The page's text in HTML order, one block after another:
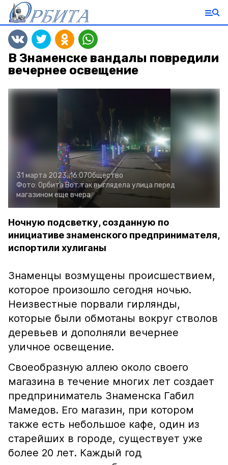
В Знаменске вандалы повредили
вечернее освещение
31 марта 2023, 16:07Общество
Фото: ОрбитаВот так выглядела улица перед
магазином еще вчера
Ночную подсветку, созданную по
инициативе знаменского предпринимателя,
испортили хулиганы
Знаменцы возмущены происшествием,
которое произошло сегодня ночью.
Неизвестные порвали гирлянды,
которые были обмотаны вокруг стволов
деревьев и дополняли вечернее
уличное освещение.
Своеобразную аллею около своего
магазина в течение многих лет создает
предприниматель Знаменска Габил
Мамедов. Его магазин, при котором
также есть небольшое кафе, один из
старейших в городе, существует уже
более 20 лет. Каждый год